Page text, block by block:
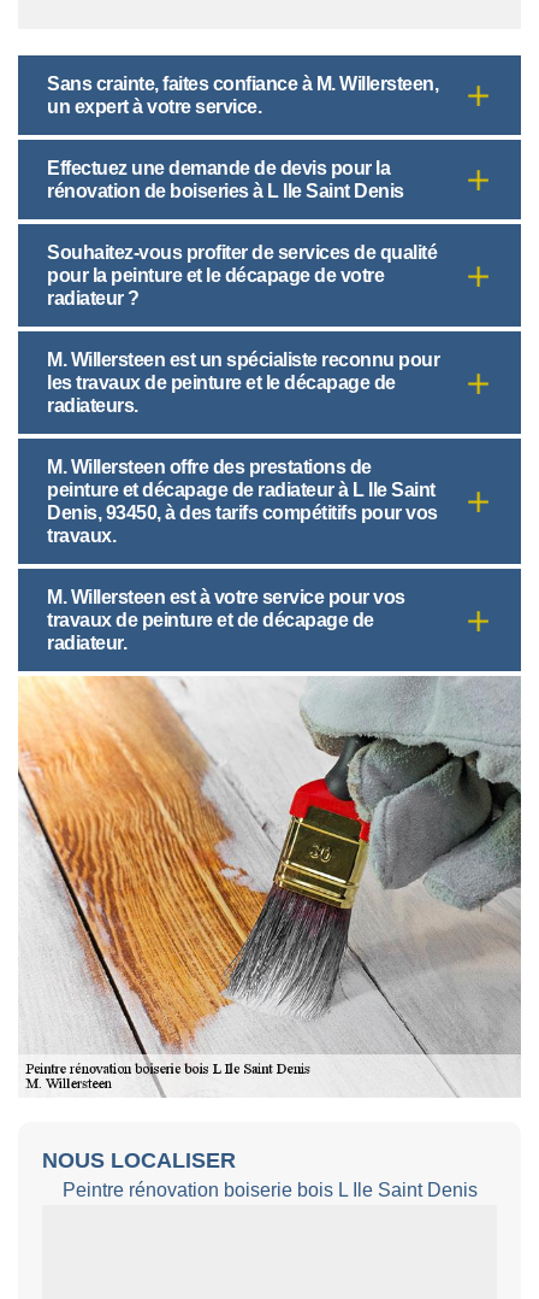
Sans crainte, faites confiance à M. Willersteen,
un expert à votre service.
Effectuez une demande de devis pour la
rénovation de boiseries à L Ile Saint Denis
Souhaitez-vous profiter de services de qualité
pour la peinture et le décapage de votre
radiateur ?
M. Willersteen est un spécialiste reconnu pour
les travaux de peinture et le décapage de
radiateurs.
M. Willersteen offre des prestations de
peinture et décapage de radiateur à L Ile Saint
Denis, 93450, à des tarifs compétitifs pour vos
travaux.
M. Willersteen est à votre service pour vos
travaux de peinture et de décapage de
radiateur.
NOUS LOCALISER
Peintre rénovation boiserie bois L Ile Saint Denis